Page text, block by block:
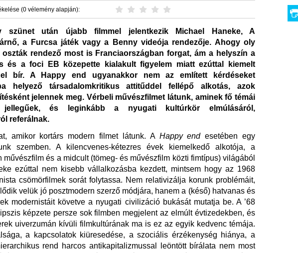
(0 vélemény alapján):
szünet után újabb filmmel jelentkezik Michael Haneke, A
a Furcsa játék vagy a Benny videója rendezője. Ahogy oly
oszták rendező most is Franciaországban forgat, ám a helyszín a
és a foci EB közepette kialakult figyelem miatt ezúttal kiemelt
bír. A Happy end ugyanakkor nem az említett kérdéseket
helyező társadalomkritikus attitűddel fellépő alkotás, azok
jelennek meg. Vérbeli művészfilmet látunk, aminek fő témái
jellegűek, és leginkább a nyugati kultúrkör elmúlásáról,
referálnak.
amikor kortárs modern filmet látunk. A Happy endesetében egy
szemben. A kilencvenes-kétezres évek kiemelkedő alkotója, a
művészfilm és a midcult (tömeg- és művészfilm közti fimtípus) világából
ezúttal nem kisebb vállalkozásba kezdett, mintsem hogy az 1968
csömörfilmek sorát folytassa. Nem relativizálja korunk problémáit,
velük jó posztmodern szerző módjára, hanem a (késő) hatvanas és
modernistáit követve a nyugati civilizáció bukását mutatja be. A ’68
képzete persze sok filmben megjelent az elmúlt évtizedekben, és
uiverzumán kívüli filmkultúrának ma is ez az egyik kedvenc témája.
a kapcsolatok kiüresedése, a szociális érzékenység hiánya, a
rend harcos antikapitalizmussal leöntött bírálata nem most